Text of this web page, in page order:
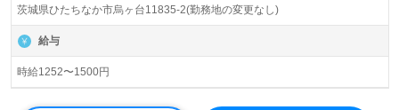
茨城県ひたちなか市烏ヶ台11835-2(勤務地の変更なし)
給与
時給1252〜1500円